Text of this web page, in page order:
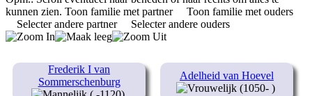
kunnen zien. Toon familie met partner
Toon familie met ouders
Selecter andere partner
Selecter andere ouders
Frederik I van
Sommerschenburg
Adelheid van Hoevel
(1050- )